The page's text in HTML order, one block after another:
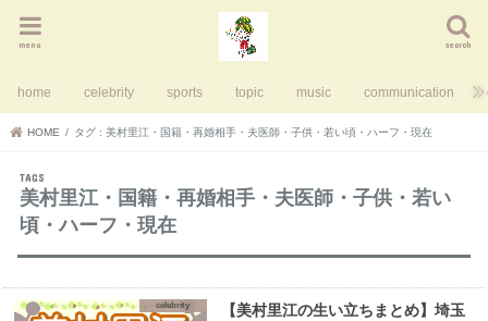
search
menu
home celebrity sports topic music communication
HOME タグ : 美村里江・国籍・再婚相手・夫医師・子供・若い頃・ハーフ・現在
美村里江・国籍・再婚相手・夫医師・子供・若い
頃・ハーフ・現在
celebrity
【美村里江の生い立ちまとめ】埼玉